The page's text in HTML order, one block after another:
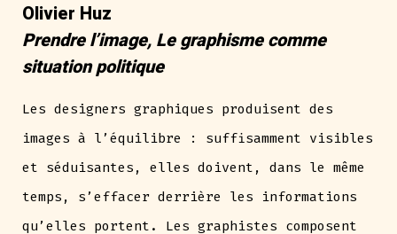
Olivier Huz
Prendre l’image, Le graphisme comme
situation politique
Les designers graphiques produisent des
images à l’équilibre : suffisamment visibles
et séduisantes, elles doivent, dans le même
temps, s’effacer derrière les informations
qu’elles portent. Les graphistes composent